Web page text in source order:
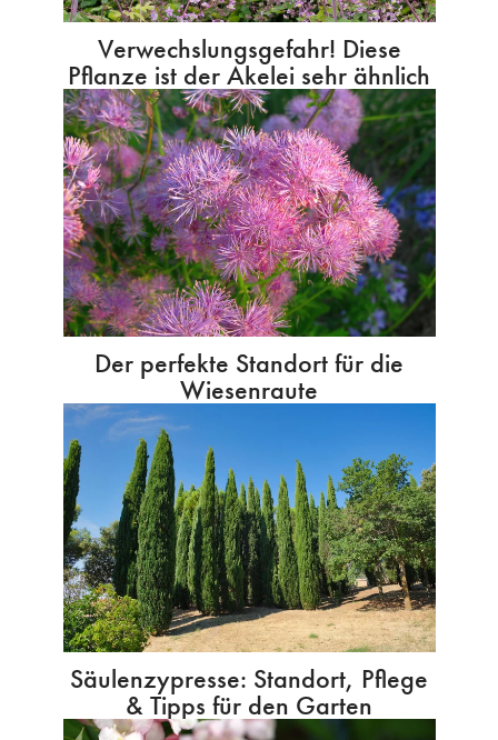
Verwechslungsgefahr! Diese
Pflanze ist der Akelei sehr ähnlich
Der perfekte Standort für die
Wiesenraute
Säulenzypresse: Standort, Pflege
& Tipps für den Garten